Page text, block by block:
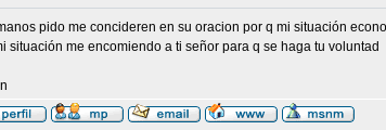
pido me concideren en su oracion por q mi situación
situación me encomiendo a ti señor para q se haga tu voluntad